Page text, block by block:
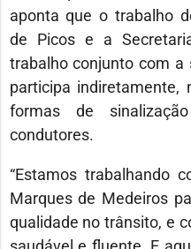
aponta que o trabalho
de Picos e a
trabalho conjunto com a
participa
formas de
condutores.
“Estamos trabalhando
Marques de Medeiros
qualidade no trânsito, e